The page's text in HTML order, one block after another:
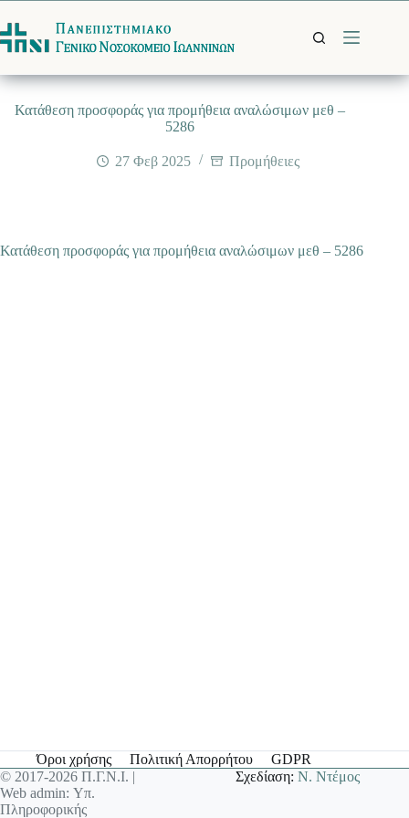
στο
περιεχόμενο
Κατάθεση προσφοράς για προμήθεια αναλώσιμων μεθ –
5286
27 Φεβ 2025 Προμήθειες
Κατάθεση προσφοράς για προμήθεια αναλώσιμων μεθ – 5286
Όροι χρήσης Πολιτική Απορρήτου
GDPR
© 2017-2026 Π.Γ.Ν.Ι. |
Web admin: Υπ.
Πληροφορικής
Σχεδίαση:Ν. Ντέμος